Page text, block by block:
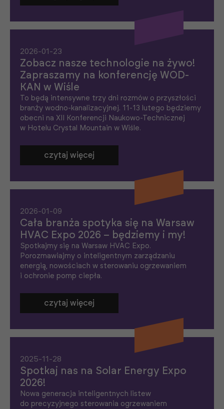
2026-01-23
Zobacz nasze technologie na żywo!
Zapraszamy na konferencję WOD-
KAN w Wiśle
To będą intensywne trzy dni rozmów o przyszłości
branży wodno-kanalizacyjnej. 11-13 lutego będziemy
obecni na XII Konferencji Naukowo-Technicznej
w Hotelu Crystal Mountain w Wiśle.
czytaj więcej
2026-01-09
Cała branża spotyka się na Warsaw
HVAC Expo 2026 – będziemy i my!
Spotkajmy się na Warsaw HVAC Expo.
Porozmawiajmy o inteligentnym zarządzaniu
energią, nowościach w sterowaniu ogrzewaniem
i ochronie pomp ciepła.
czytaj więcej
2025-11-28
Spotkaj nas na Solar Energy Expo
2026!
Nowa generacja inteligentnych listew
do precyzyjnego sterowania ogrzewaniem